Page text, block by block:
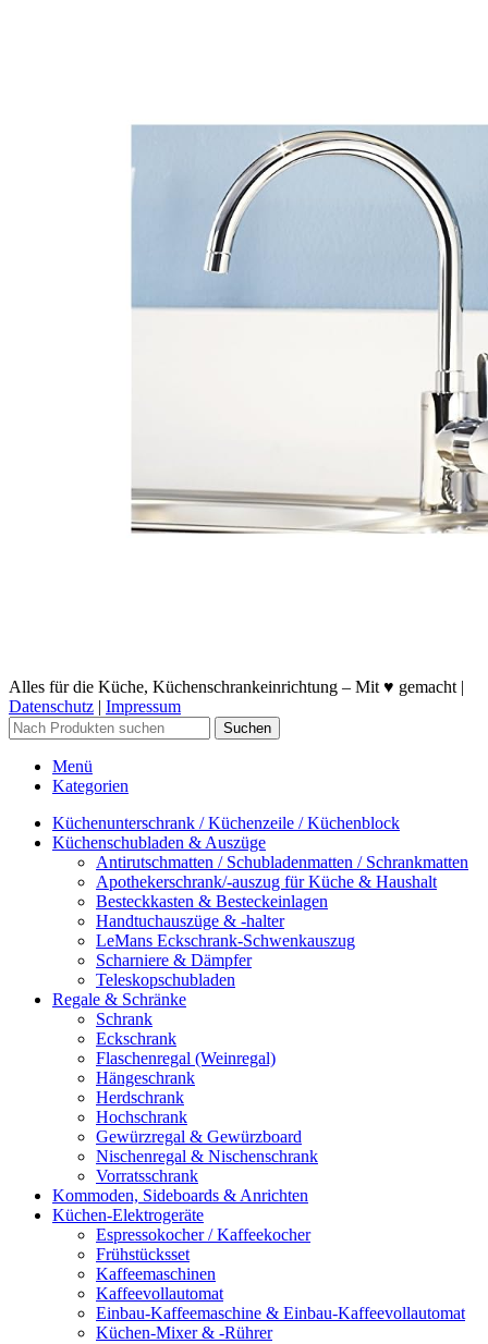
Alles für die Küche, Küchenschrankeinrichtung – Mit ♥ gemacht |
Datenschutz | Impressum
Suchen
Menü
Kategorien
Küchenunterschrank / Küchenzeile / Küchenblock
Küchenschubladen & Auszüge
Antirutschmatten / Schubladenmatten / Schrankmatten
Apothekerschrank/-auszug für Küche & Haushalt
Besteckkasten & Besteckeinlagen
Handtuchauszüge & -halter
LeMans Eckschrank-Schwenkauszug
Scharniere & Dämpfer
Teleskopschubladen
Regale & Schränke
Schrank
Eckschrank
Flaschenregal (Weinregal)
Hängeschrank
Herdschrank
Hochschrank
Gewürzregal & Gewürzboard
Nischenregal & Nischenschrank
Vorratsschrank
Kommoden, Sideboards & Anrichten
Küchen-Elektrogeräte
Espressokocher / Kaffeekocher
Frühstücksset
Kaffeemaschinen
Kaffeevollautomat
Einbau-Kaffeemaschine & Einbau-Kaffeevollautomat
Küchen-Mixer & -Rührer